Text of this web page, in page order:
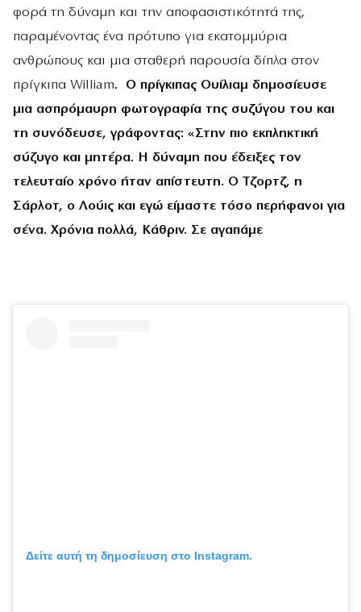
φορά τη δύναμη και την αποφασιστικότητά της,
παραμένοντας ένα πρότυπο για εκατομμύρια
ανθρώπους και μια σταθερή παρουσία δίπλα στον
πρίγκιπα William. Ο πρίγκιπας Ουίλιαμ δημοσίευσε
μια ασπρόμαυρη φωτογραφία της συζύγου του και
τη συνόδευσε, γράφοντας: «Στην πιο εκπληκτική
σύζυγο και μητέρα. Η δύναμη που έδειξες τον
τελευταίο χρόνο ήταν απίστευτη. Ο Τζορτζ, η
Σάρλοτ, ο Λούις και εγώ είμαστε τόσο περήφανοι για
σένα. Χρόνια πολλά, Κάθριν. Σε αγαπάμε
Δείτε αυτή τη δημοσίευση στο Instagram.